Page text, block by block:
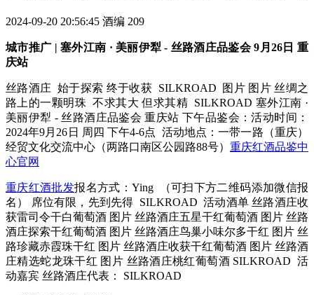
2024-09-20 20:56:45 酒编 209
城市推广 | 塞外江南 · 美丽伊犁 - 丝路酒庄品鉴会 9月26日 重
庆站
丝路酒庄 始于探索 终于收获 SILKROAD 图片 图片 丝绸之
路上的一颗明珠 不求其大 但求其精 SILKROAD 塞外江南 ·
美丽伊犁 - 丝路酒庄品鉴会 重庆站 下午品鉴会：活动时间：
2024年9月26日 周四 下午4-6点 活动地点：一带一路（重庆）
经贸文化交流中心（两路口南区公园路88号） 重庆红酒品鉴中
心官网
重庆红酒批发报名方式：Ying （可扫下方二维码添加微信报
名） 席位有限，先到先得 SILKROAD 活动酒单 丝路酒庄收
获雷司令干白葡萄酒 图片 丝路酒庄五星干红葡萄酒 图片 丝路
酒庄探索干红葡萄酒 图片 丝路酒庄鸟巢小味尔多干红 图片 丝
路珍藏赤霞珠干红 图片 丝路酒庄收获干红葡萄酒 图片 丝路酒
庄精选蛇龙珠干红 图片 丝路酒庄桃红葡萄酒 SILKROAD 活
动嘉宾 丝路酒庄代表： SILKROAD